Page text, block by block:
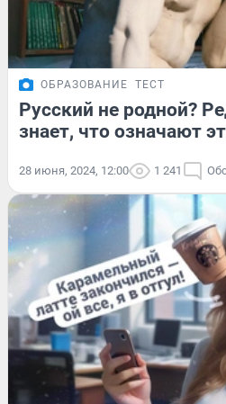
ОБРАЗОВАНИЕ ТЕСТ
Русский не родной?
знает, что означают
28 июня, 2024, 12:00 1 241